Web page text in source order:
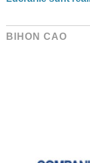
BIHON CAO